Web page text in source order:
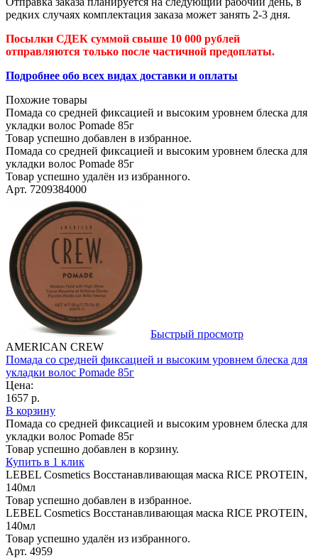
редких случаях комплектация заказа может занять 2-3 дня.
Посылки СДЕК суммой свыше 10 000 рублей
отправляются только после частичной предоплаты.
Подробнее обо всех видах доставки и оплаты
Похожие товары
Помада со средней фиксацией и высоким уровнем блеска для
укладки волос Pomade 85г
Товар успешно добавлен в избранное.
Помада со средней фиксацией и высоким уровнем блеска для
укладки волос Pomade 85г
Товар успешно удалён из избранного.
Арт. 7209384000
Быстрый просмотр
AMERICAN CREW
Помада со средней фиксацией и высоким уровнем блеска для
укладки волос Pomade 85г
Цена:
1657 р.
В корзину
Помада со средней фиксацией и высоким уровнем блеска для
укладки волос Pomade 85г
Товар успешно добавлен в корзину.
Купить в 1 клик
LEBEL Cosmetics Восстанавливающая маска RICE PROTEIN,
140мл
Товар успешно добавлен в избранное.
LEBEL Cosmetics Восстанавливающая маска RICE PROTEIN,
140мл
Товар успешно удалён из избранного.
Арт. 4959